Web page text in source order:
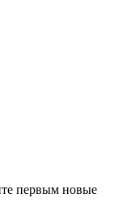
первым новые